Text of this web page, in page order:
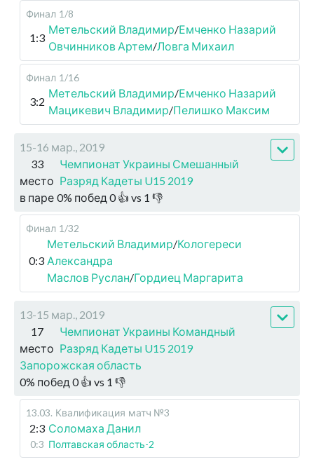
Финал 1/8
1:3
Метельский Владимир/Емченко Назарий
Овчинников Артем/Ловга Михаил
Финал 1/16
3:2
Метельский Владимир/Емченко Назарий
Мацикевич Владимир/Пелишко Максим
15-16 мар., 2019
33
место
Чемпионат Украины Смешанный
Разряд Кадеты U15 2019
в паре 0% побед 0👍 vs 1 👎
Финал 1/32
0:3
Метельский Владимир/Кологереси
Александра
Маслов Руслан/Гордиец Маргарита
13-15 мар., 2019
17
место
Чемпионат Украины Командный
Разряд Кадеты U15 2019
Запорожская область
0% побед 0👍 vs 1 👎
13.03. Квалификация матч №3
2:3 Соломаха Данил
0:3 Полтавская область-2